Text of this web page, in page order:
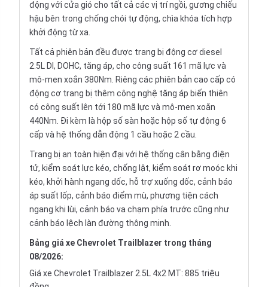
động với cửa gió cho tất cả các vị trí ngồi, gương chiếu
hậu bên trong chống chói tự động, chìa khóa tích hợp
khởi động từ xa.
Tất cả phiên bản đều được trang bị động cơ diesel
2.5L DI, DOHC, tăng áp, cho công suất 161 mã lực và
mô-men xoắn 380Nm. Riêng các phiên bản cao cấp có
động cơ trang bị thêm công nghệ tăng áp biến thiên
có công suất lên tới 180 mã lực và mô-men xoắn
440Nm. Đi kèm là hộp số sàn hoặc hộp số tự động 6
cấp và hệ thống dẫn động 1 cầu hoặc 2 cầu.
Trang bị an toàn hiện đại với hệ thống cân bằng điện
tử, kiểm soát lực kéo, chống lật, kiểm soát rơ moóc khi
kéo, khởi hành ngang dốc, hỗ trợ xuống dốc, cảnh báo
áp suất lốp, cảnh báo điểm mù, phương tiện cách
ngang khi lùi, cảnh báo va chạm phía trước cũng như
cảnh báo lệch làn đường thông minh.
Bảng giá xe Chevrolet Trailblazer trong tháng
08/2026:
Giá xe Chevrolet Trailblazer 2.5L 4x2 MT: 885 triệu